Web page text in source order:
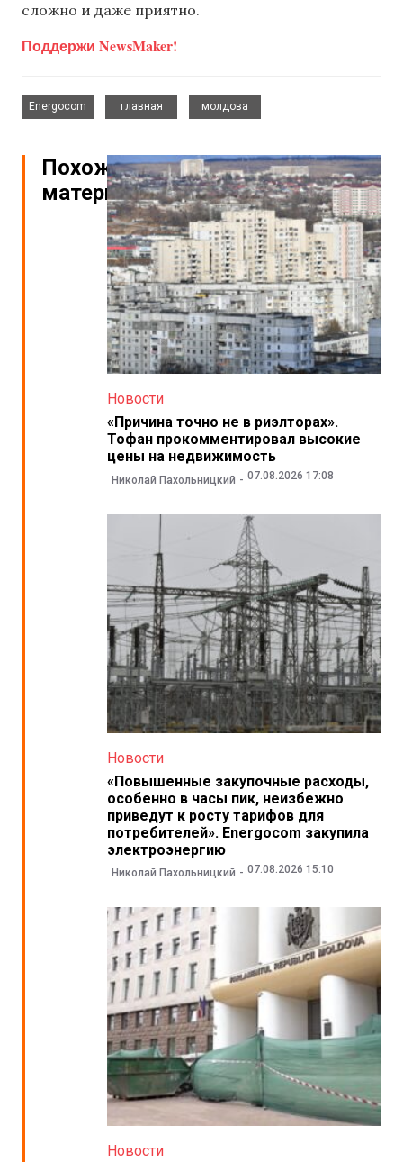
сложно и даже приятно.
Поддержи NewsMaker!
Energocom
главная
молдова
Похожие
материалы
Новости
«Причина точно не в риэлторах».
Тофан прокомментировал высокие
цены на недвижимость
Николай Пахольницкий 07.08.2026 17:08
Новости
«Повышенные закупочные расходы,
особенно в часы пик, неизбежно
приведут к росту тарифов для
потребителей». Energocom закупила
электроэнергию
Николай Пахольницкий 07.08.2026 15:10
Новости